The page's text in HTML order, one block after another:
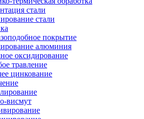
стали
стали
покрытие
алюминия
оксидирование
травление
цинкование
висмут